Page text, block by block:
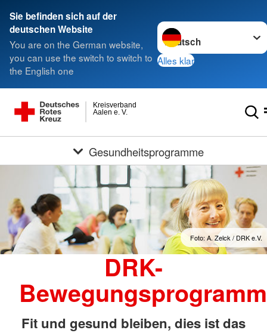
Sie befinden sich auf der
deutschen Website
You are on the German website,
you can use the switch to switch to
the English one
Sprache wechseln zu
Alles klar
Aalen e. V.
Kreisverband
Gesundheitsprogramme
Foto: A. Zelck / DRK e.V.
DRK-
Bewegungsprogramm
Fit und gesund bleiben, dies ist das